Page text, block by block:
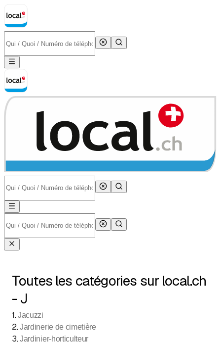
Toutes les catégories sur local.ch
- J
1.Jacuzzi
2.Jardinerie de cimetière
3.Jardinier-horticulteur